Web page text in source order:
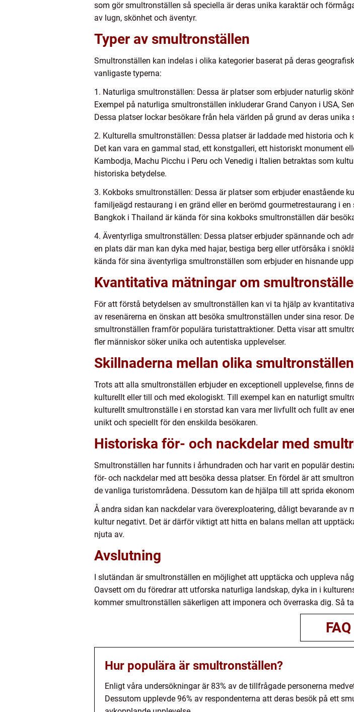
som gör smultronställen så speciella är deras unika karaktär och
av lugn, skönhet och äventyr.
Typer av smultronställen
Smultronställen kan indelas i olika kategorier baserat på deras
vanligaste typerna:
1. Naturliga smultronställen: Dessa är platser som erbjuder naturlig
Exempel på naturliga smultronställen inkluderar Grand Canyon i USA,
Dessa platser lockar besökare från hela världen på grund av deras
2. Kulturella smultronställen: Dessa platser är laddade med historia och
Det kan vara en gammal stad, ett konstgalleri, ett historiskt monument
Kambodja, Machu Picchu i Peru och Venedig i Italien betraktas som
historiska betydelse.
3. Kokboks smultronställen: Dessa är platser som erbjuder enastående
familjeägd restaurang i en gränd eller en berömd gourmetrestaurang i
Bangkok i Thailand är kända för sina kokboks smultronställen där
4. Äventyrliga smultronställen: Dessa platser erbjuder spännande och
en plats där man kan dyka med hajar, bestiga berg eller utförsåka i
kända för sina äventyrliga smultronställen som erbjuder en hisnande
Kvantitativa mätningar om
För att förstå betydelsen av smultronställen kan vi ta hjälp av
av resenärerna en önskan att besöka smultronställen under sina resor.
smultronställen framför populära turistattraktioner. Detta visar att
fler människor söker unika och autentiska upplevelser.
Skillnaderna mellan olika smultronställen
Trots att alla smultronställen erbjuder en exceptionell upplevelse, finns
kulturellt eller till och med ekologiskt. Till exempel kan en naturligt
kulturellt smultronställe i en storstad kan vara mer livfullt och fullt av
unikt och speciellt för den enskilda besökaren.
Historiska för- och nackdelar med
Smultronställen har funnits i århundraden och har varit en populär
för- och nackdelar med att besöka dessa platser. En fördel är att
de vanliga turistområdena. Dessutom kan de hjälpa till att sprida
Å andra sidan kan nackdelar vara överexploatering, dåligt bevarande
kultur negativt. Det är därför viktigt att hitta en balans mellan att
njuta av.
Avslutning
I slutändan är smultronställen en möjlighet att upptäcka och uppleva
Oavsett om du föredrar att utforska naturliga landskap, dyka in i
kommer smultronställen säkerligen att imponera och överraska dig. Så
FAQ
Hur populära är smultronställen?
Enligt våra undersökningar är 83% av de tillfrågade personerna
Dessutom upplevde 96% av respondenterna att deras besök på ett